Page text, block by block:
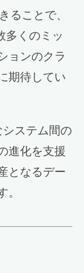
ることで、
多くのミッ
ョンのクラ
期待してい
ステム間の
進化を支援
となるデー
。